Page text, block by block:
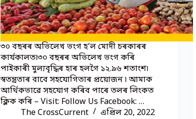
৩০ বছৰৰ অভিলেখ ভংগ হ’ল মোদী চৰকাৰৰ
কার্যকালত৷৩০ বছৰৰ অভিলেখ ভংগ কৰি
পাইকাৰী মুল্যবৃদ্ধিৰ হাৰ হলগৈ ১২.৯৬ শতাংশ৷
স্বতন্ত্ৰতাৰ বাবে সহযোগিতাৰ প্ৰয়োজন ৷ আমাক
আৰ্থিকভাৱে সহযোগ কৰিব পাৰে তলৰ লিংকত
ক্লিক কৰি – Visit: Follow Us Facebook: …
The CrossCurrent
এপ্ৰিল 20, 2022